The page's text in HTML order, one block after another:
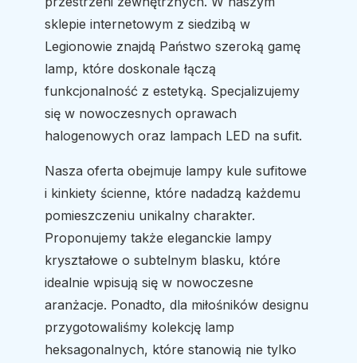
sklepie internetowym z siedzibą w
Legionowie znajdą Państwo szeroką gamę
lamp, które doskonale łączą
funkcjonalność z estetyką. Specjalizujemy
się w nowoczesnych oprawach
halogenowych oraz lampach LED na sufit.
Nasza oferta obejmuje lampy kule sufitowe
i kinkiety ścienne, które nadadzą każdemu
pomieszczeniu unikalny charakter.
Proponujemy także eleganckie lampy
kryształowe o subtelnym blasku, które
idealnie wpisują się w nowoczesne
aranżacje. Ponadto, dla miłośników designu
przygotowaliśmy kolekcję lamp
heksagonalnych, które stanowią nie tylko